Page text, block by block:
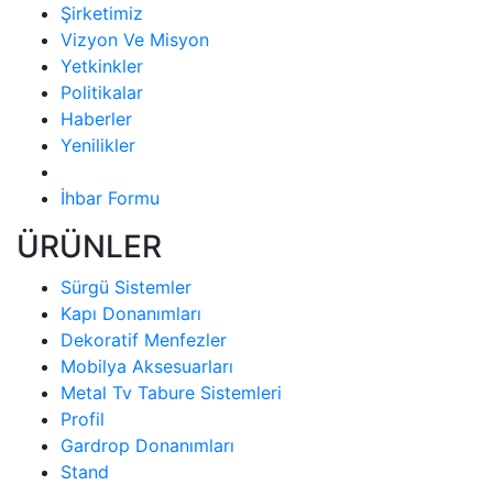
Şirketimiz
Vizyon Ve Misyon
Yetkinkler
Politikalar
Haberler
Yenilikler
İhbar Formu
ÜRÜNLER
Sürgü Sistemler
Kapı Donanımları
Dekoratif Menfezler
Mobilya Aksesuarları
Metal Tv Tabure Sistemleri
Profil
Gardrop Donanımları
Stand